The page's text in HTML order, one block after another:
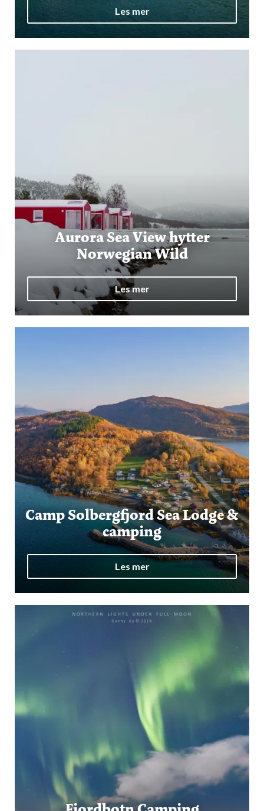
Les mer
Aurora Sea View hytter
Norwegian Wild
Les mer
Camp Solbergfjord Sea Lodge &
camping
Les mer